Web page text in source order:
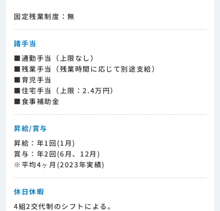
固定残業制度：無
諸手当
■通勤手当（上限なし）
■残業手当（残業時間に応じて別途支給）
■育児手当
■住宅手当（上限：2.4万円）
■食事補助金
昇給/賞与
昇給：年1回(1月)
賞与：年2回(6月、12月)
※平均4ヶ月(2023年実績)
休日休暇
4組2交代制のシフトによる。